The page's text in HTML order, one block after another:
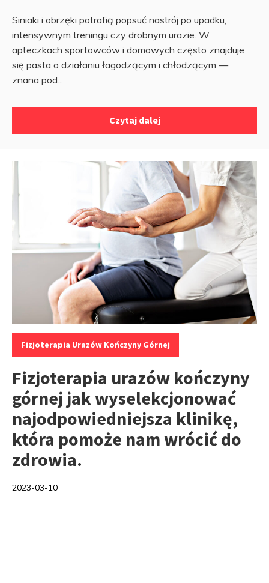
Siniaki i obrzęki potrafią popsuć nastrój po upadku,
intensywnym treningu czy drobnym urazie. W
apteczkach sportowców i domowych często znajduje
się pasta o działaniu łagodzącym i chłodzącym —
znana pod...
Czytaj dalej
Kategorie:
Fizjoterapia Urazów Kończyny Górnej
Fizjoterapia urazów kończyny
górnej jak wyselekcjonować
najodpowiedniejsza klinikę,
która pomoże nam wrócić do
zdrowia.
2023-03-10